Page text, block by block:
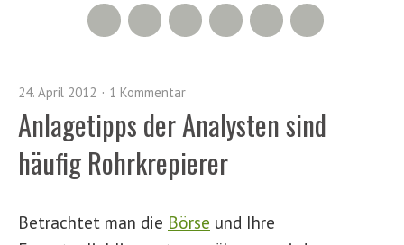
Facebook
500px
LinkedIn
Xing
RSS Feed
24. April 2012 1 Kommentar
Anlagetipps der Analysten sind
häufig Rohrkrepierer
Betrachtet man die Börse und Ihre